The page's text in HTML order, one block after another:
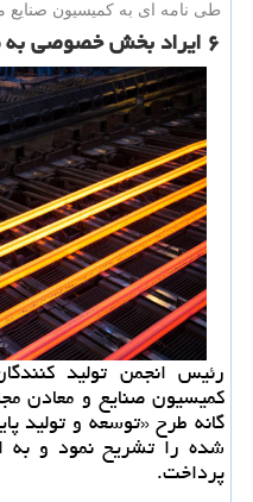
طی نامه ای به كمیسیون
۶ ایراد بخش خصوصی به طرح فولادی مجلس
رئیس انجمن تولید
گانه طرح «توسعه و تولید
شده را تشریح نمود و به
پرداخت.